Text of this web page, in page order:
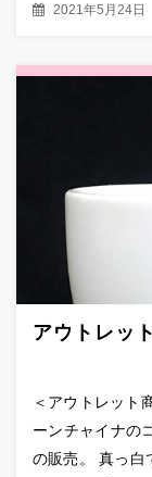
2021年5月24日
アウトレッ
＜アウトレット
ーンチャイナの
の販売。 真っ白